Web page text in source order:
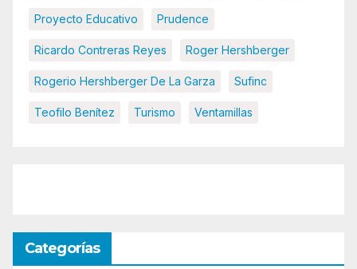
Proyecto Educativo Prudence
Ricardo Contreras Reyes Roger Hershberger
Rogerio Hershberger De La Garza Sufinc
Teofilo Benítez Turismo Ventamillas
Categorías